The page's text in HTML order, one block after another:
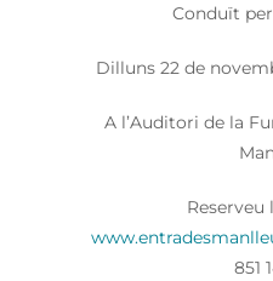
Conduït
Dilluns 22 de
A l’Auditori de la
Reserveu
851